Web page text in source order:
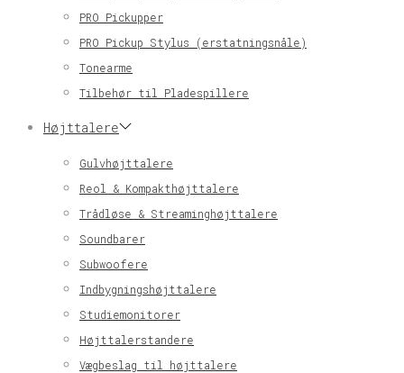
PRO Pickupper
PRO Pickup Stylus (erstatningsnåle)
Tonearme
Tilbehør til Pladespillere
Højttalere
Gulvhøjttalere
Reol & Kompakthøjttalere
Trådløse & Streaminghøjttalere
Soundbarer
Subwoofere
Indbygningshøjttalere
Studiemonitorer
Højttalerstandere
Vægbeslag til højttalere